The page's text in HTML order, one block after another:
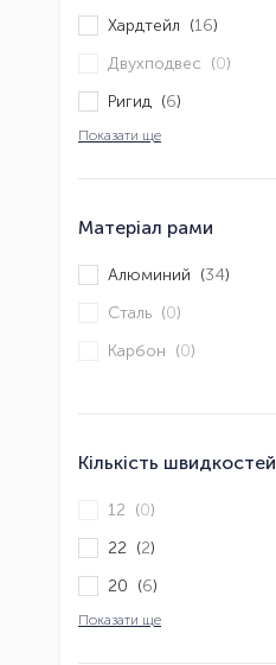
Хардтейл (16)
Двухподвес (0)
Ригид (6)
Показати ще
Матеріал рами
Алюминий (34)
Сталь (0)
Карбон (0)
Кількість швидкостей
12 (0)
22 (2)
20 (6)
Показати ще